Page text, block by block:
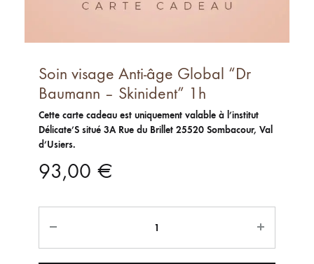
Soin visage Anti-âge Global “Dr
Baumann – Skinident” 1h
Cette carte cadeau est uniquement valable à l’institut
Délicate’S situé 3A Rue du Brillet 25520 Sombacour, Val
d’Usiers.
93,00 €